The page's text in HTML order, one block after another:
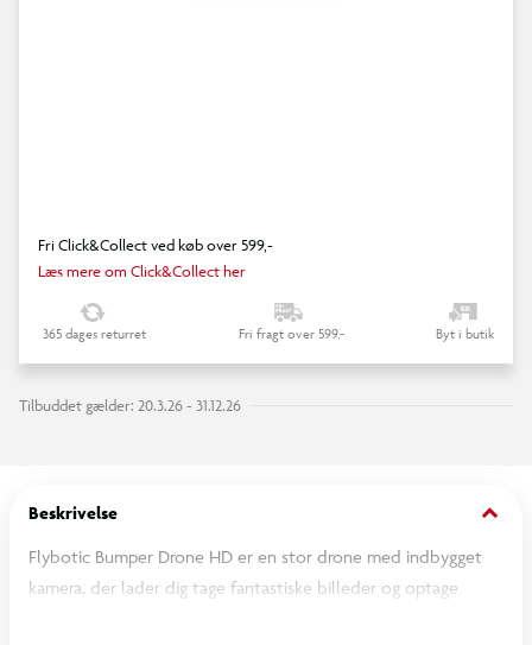
Fri Click&Collect ved køb over 599,-
Læs mere om Click&Collect her
365 dages returret Fri fragt over 599,- Byt i butik
Tilbuddet gælder: 20.3.26 - 31.12.26
Beskrivelse keyboard_arrow_down
Flybotic Bumper Drone HD er en stor drone med indbygget
kamera, der lader dig tage fantastiske billeder og optage